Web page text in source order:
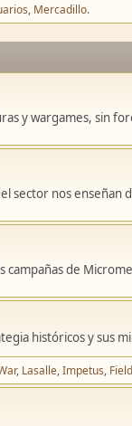
Mercadillo.
y wargames, sin
sector nos enseñan
campañas de
históricos y sus
Lasalle Impetus